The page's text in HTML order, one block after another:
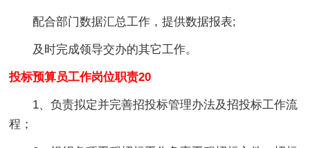
配合部门数据汇总工作，提供数据报表;
及时完成领导交办的其它工作。
投标预算员工作岗位职责20
1、负责拟定并完善招投标管理办法及招投标工作流
程；